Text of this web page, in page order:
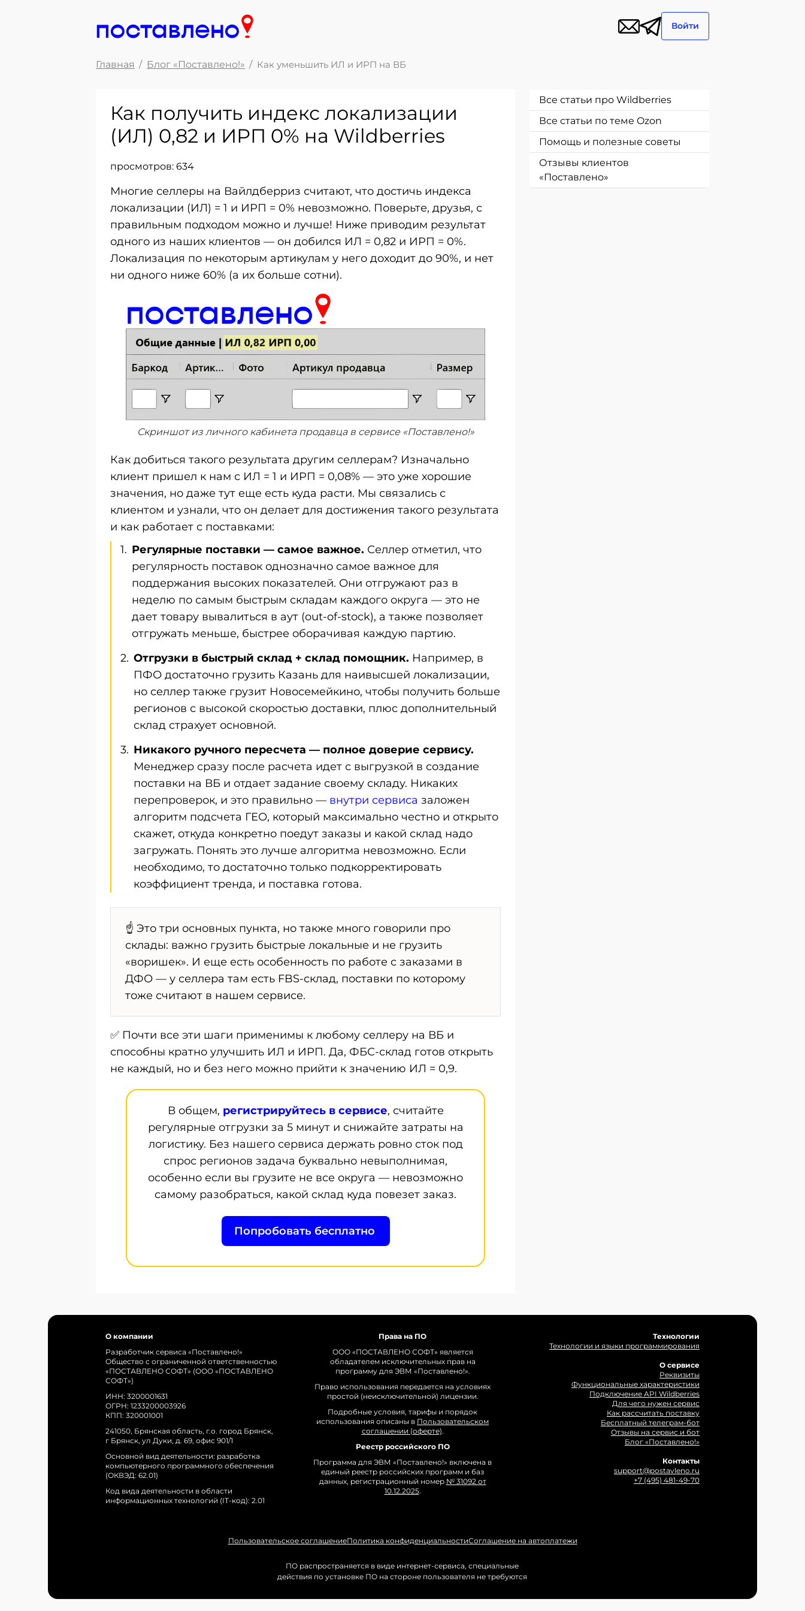
Войти
Главная Блог «Поставлено!» Как уменьшить ИЛ и ИРП на ВБ
Как получить индекс локализации
(ИЛ) 0,82 и ИРП 0% на Wildberries
просмотров: 634
Многие селлеры на Вайлдберриз считают, что достичь индекса
локализации (ИЛ) = 1 и ИРП = 0% невозможно. Поверьте, друзья, с
правильным подходом можно и лучше! Ниже приводим результат
одного из наших клиентов — он добился ИЛ = 0,82 и ИРП = 0%.
Локализация по некоторым артикулам у него доходит до 90%, и нет
ни одного ниже 60% (а их больше сотни).
Скриншот из личного кабинета продавца в сервисе «Поставлено!»
Как добиться такого результата другим селлерам? Изначально
клиент пришел к нам с ИЛ = 1 и ИРП = 0,08% — это уже хорошие
значения, но даже тут еще есть куда расти. Мы связались с
клиентом и узнали, что он делает для достижения такого результата
и как работает с поставками:
Регулярные поставки — самое важное. Селлер отметил, что
регулярность поставок однозначно самое важное для
поддержания высоких показателей. Они отгружают раз в
неделю по самым быстрым складам каждого округа — это не
дает товару вывалиться в аут (out-of-stock), а также позволяет
отгружать меньше, быстрее оборачивая каждую партию.
Отгрузки в быстрый склад + склад помощник. Например, в
ПФО достаточно грузить Казань для наивысшей локализации,
но селлер также грузит Новосемейкино, чтобы получить больше
регионов с высокой скоростью доставки, плюс дополнительный
склад страхует основной.
Никакого ручного пересчета — полное доверие сервису.
Менеджер сразу после расчета идет с выгрузкой в создание
поставки на ВБ и отдает задание своему складу. Никаких
перепроверок, и это правильно — внутри сервиса заложен
алгоритм подсчета ГЕО, который максимально честно и открыто
скажет, откуда конкретно поедут заказы и какой склад надо
загружать. Понять это лучше алгоритма невозможно. Если
необходимо, то достаточно только подкорректировать
коэффициент тренда, и поставка готова.
☝️ Это три основных пункта, но также много говорили про
склады: важно грузить быстрые локальные и не грузить
«воришек». И еще есть особенность по работе с заказами в
ДФО — у селлера там есть FBS-склад, поставки по которому
тоже считают в нашем сервисе.
✅ Почти все эти шаги применимы к любому селлеру на ВБ и
способны кратно улучшить ИЛ и ИРП. Да, ФБС-склад готов открыть
не каждый, но и без него можно прийти к значению ИЛ = 0,9.
В общем, регистрируйтесь в сервисе, считайте
регулярные отгрузки за 5 минут и снижайте затраты на
логистику. Без нашего сервиса держать ровно сток под
спрос регионов задача буквально невыполнимая,
особенно если вы грузите не все округа — невозможно
самому разобраться, какой склад куда повезет заказ.
Попробовать бесплатно
Все статьи про Wildberries
Все статьи по теме Ozon
Помощь и полезные советы
Отзывы клиентов
«Поставлено»
О компании
Разработчик сервиса «Поставлено!»
Общество с ограниченной ответственностью
«ПОСТАВЛЕНО СОФТ» (ООО «ПОСТАВЛЕНО
СОФТ»)
ИНН: 3200001631
ОГРН: 1233200003926
КПП: 320001001
241050, Брянская область, г.о. город Брянск,
г Брянск, ул Дуки, д. 69, офис 901/1
Основной вид деятельности: разработка
компьютерного программного обеспечения
(ОКВЭД: 62.01)
Код вида деятельности в области
информационных технологий (IT-код): 2.01
Права на ПО
ООО «ПОСТАВЛЕНО СОФТ» является
обладателем исключительных прав на
программу для ЭВМ «Поставлено!».
Право использования передается на условиях
простой (неисключительной) лицензии.
Подробные условия, тарифы и порядок
использования описаны в Пользовательском
соглашении (оферте).
Реестр российского ПО
Программа для ЭВМ «Поставлено!» включена в
единый реестр российских программ и баз
данных, регистрационный номер № 31092 от
10.12.2025.
Технологии
Технологии и языки программирования
О сервисе
Реквизиты
Функциональные характеристики
Подключение API Wildberries
Для чего нужен сервис
Как рассчитать поставку
Бесплатный телеграм-бот
Отзывы на сервис и бот
Блог «Поставлено!»
Контакты
support@postavleno.ru
+7 (495) 481-49-70
Пользовательское соглашениеПолитика конфиденциальностиСоглашение на автоплатежи
ПО распространяется в виде интернет-сервиса, специальные
действия по установке ПО на стороне пользователя не требуются